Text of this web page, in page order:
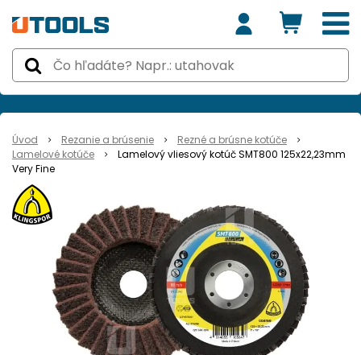
Úvod Rezanie a brúsenie
Rezné a brúsne kotúče
Lamelové kotúče
Lamelový vliesový kotúč SMT800 125x22,23mm
Very Fine